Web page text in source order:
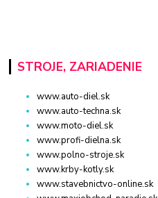
STROJE, ZARIADENIE
www.auto-diel.sk
www.auto-techna.sk
www.moto-diel.sk
www.profi-dielna.sk
www.polno-stroje.sk
www.krby-kotly.sk
www.stavebnictvo-online.sk